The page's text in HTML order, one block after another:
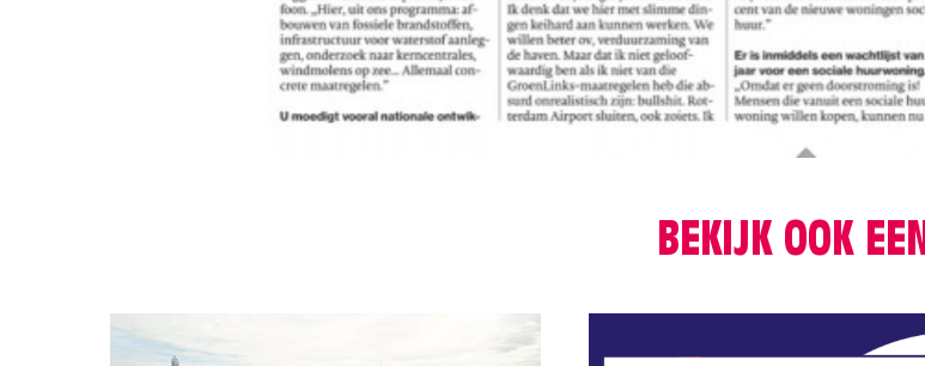
BEKIJK OOK